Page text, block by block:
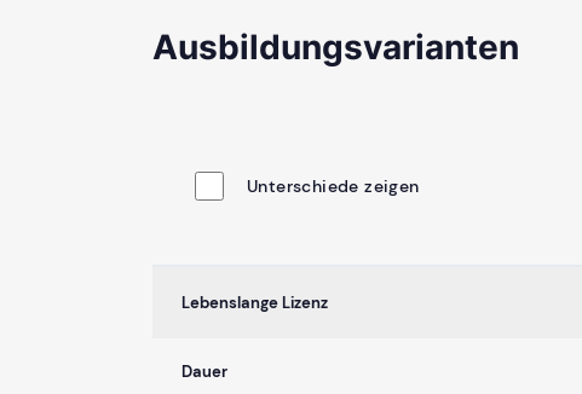
Ausbildungsvarianten
Unterschiede zeigen
Lebenslange Lizenz
Dauer